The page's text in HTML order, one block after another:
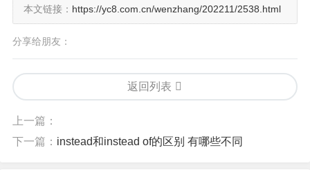
本文链接： https://yc8.com.cn/wenzhang/202211/2538.html
分享给朋友：
返回列表
上一篇：
下一篇： instead和instead of的区别 有哪些不同